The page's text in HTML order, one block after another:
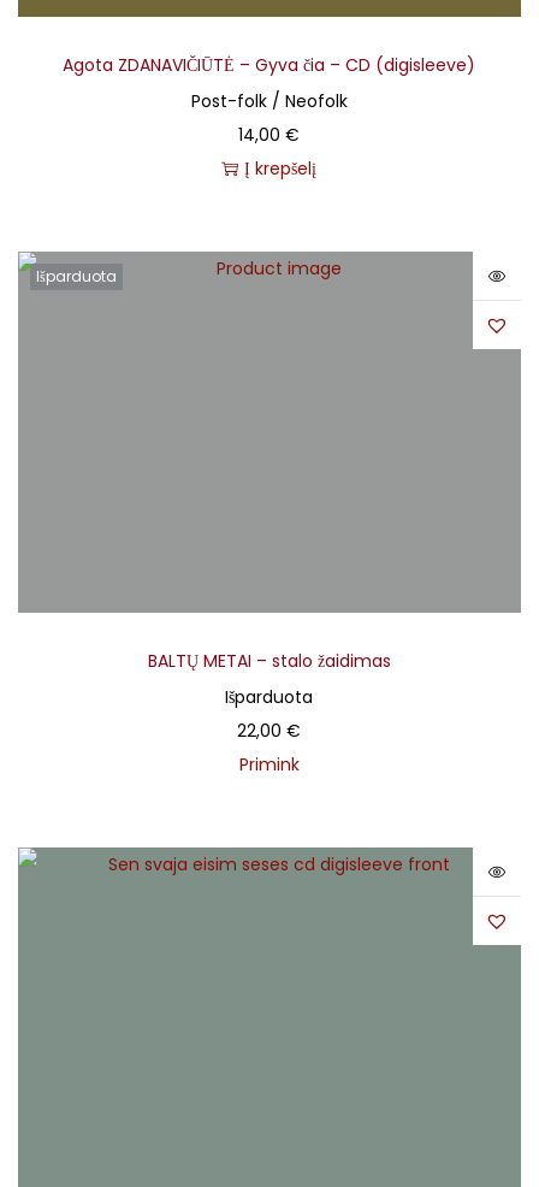
Agota ZDANAVIČIŪTĖ – Gyva čia – CD (digisleeve)
Post-folk / Neofolk
14,00€
Į krepšelį
Išparduota
BALTŲ METAI – stalo žaidimas
Išparduota
22,00€
Primink